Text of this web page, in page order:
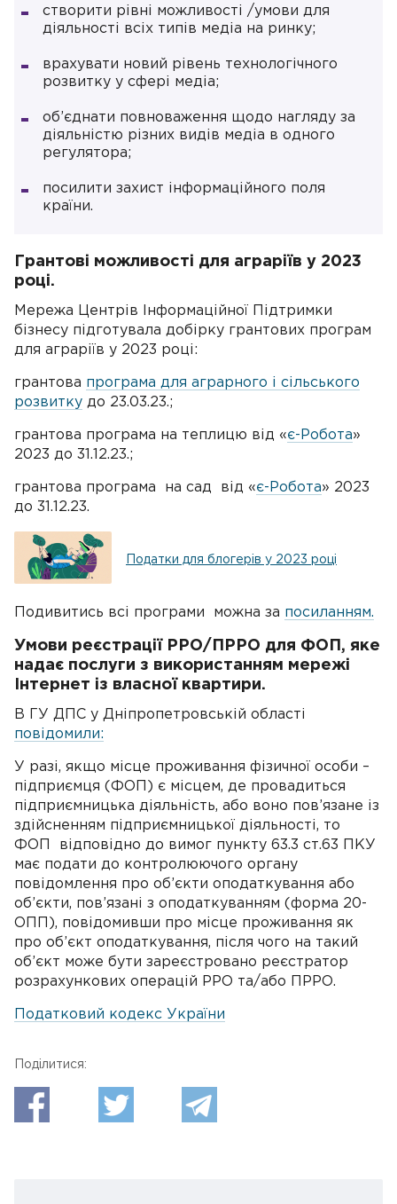
створити рівні можливості /умови для
діяльності всіх типів медіа на ринку;
врахувати новий рівень технологічного
розвитку у сфері медіа;
об’єднати повноваження щодо нагляду за
діяльністю різних видів медіа в одного
регулятора;
посилити захист інформаційного поля
країни.
Грантові можливості для аграріїв у 2023
році.
Мережа Центрів Інформаційної Підтримки
бізнесу підготувала добірку грантових програм
для аграріїв у 2023 році:
грантова програма для аграрного і сільського
розвитку до 23.03.23.;
грантова програма на теплицю від «є-Робота»
2023 до 31.12.23.;
грантова програма на сад від «є-Робота» 2023
до 31.12.23.
Податки для блогерів у 2023 році
Подивитись всі програми можна за посиланням.
Умови реєстрації РРО/ПРРО для ФОП, яке
надає послуги з використанням мережі
Інтернет із власної квартири.
В ГУ ДПС у Дніпропетровській області
повідомили:
У разі, якщо місце проживання фізичної особи –
підприємця (ФОП) є місцем, де провадиться
підприємницька діяльність, або воно пов’язане із
здійсненням підприємницької діяльності, то
ФОП відповідно до вимог пункту 63.3 ст.63 ПКУ
має подати до контролюючого органу
повідомлення про об’єкти оподаткування або
об’єкти, пов’язані з оподаткуванням (форма 20-
ОПП), повідомивши про місце проживання як
про об’єкт оподаткування, після чого на такий
об’єкт може бути зареєстровано реєстратор
розрахункових операцій РРО та/або ПРРО.
Податковий кодекс України
Поділитися: